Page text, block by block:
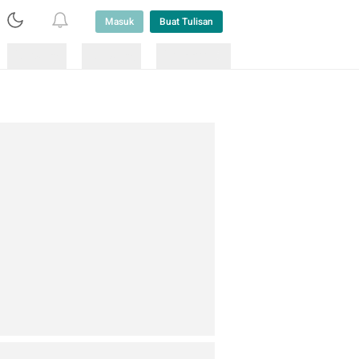
Masuk Buat Tulisan